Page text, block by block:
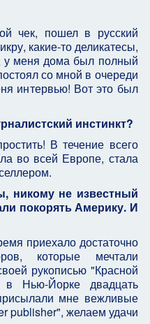
чек, пошел в русский
какие-то деликатесы,
у меня дома был полный
со мной в очереди
интервью! Вот это был
инстинкт?
В течение всего
во всей Европе, стала
никому не известный
покорять Америку. И
приехало достаточно
которые мечтали
рукописью "Красной
Нью-Йорке двадцать
мне вежливые
publisher", желаем удачи